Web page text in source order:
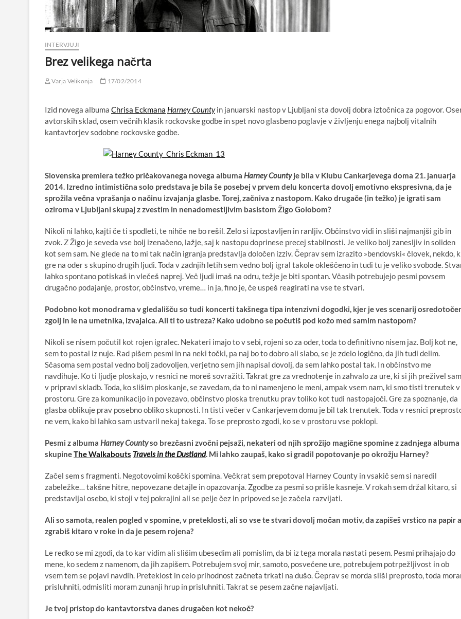
INTERVJUJI
Brez velikega načrta
Varja Velikonja 17/02/2014
Izid novega albuma Chrisa Eckmana Harney Countyin januarski nastop v Ljubljani sta dovolj dobra iztočnica za pogovor.
avtorskih sklad, osem večnih klasik rockovske godbe in spet novo glasbeno poglavje v življenju enega najbolj vitalnih
kantavtorjev sodobne rockovske godbe.
Slovenska premiera težko pričakovanega novega albuma Harney Countyje bila v Klubu Cankarjevega doma 21. januarja
2014. Izredno intimistična solo predstava je bila še posebej v prvem delu koncerta dovolj emotivno ekspresivna, da je
sprožila večna vprašanja o načinu izvajanja glasbe. Torej, začniva z nastopom. Kako drugače (in težko) je igrati sam
oziroma v Ljubljani skupaj z zvestim in nenadomestljivim basistom Žigo Golobom?
Nikoli ni lahko, kajti če ti spodleti, te nihče ne bo rešil. Zelo si izpostavljen in ranljiv. Občinstvo vidi in sliši najmanjši gib in
zvok. Z Žigo je seveda vse bolj izenačeno, lažje, saj k nastopu doprinese precej stabilnosti. Je veliko bolj zanesljiv in soliden
kot sem sam. Ne glede na to mi tak način igranja predstavlja določen izziv. Čeprav sem izrazito »bendovski« človek, nekdo,
gre na oder s skupino drugih ljudi. Toda v zadnjih letih sem vedno bolj igral takole okleščeno in tudi tu je veliko svobode.
lahko spontano potiskaš in vlečeš naprej. Več ljudi imaš na odru, težje je biti spontan. Včasih potrebujejo pesmi povsem
drugačno podajanje, prostor, občinstvo, vreme… in ja, fino je, če uspeš reagirati na vse te stvari.
Podobno kot monodrama v gledališču so tudi koncerti takšnega tipa intenzivni dogodki, kjer je ves scenarij
zgolj in le na umetnika, izvajalca. Ali ti to ustreza? Kako udobno se počutiš pod kožo med samim nastopom?
Nikoli se nisem počutil kot rojen igralec. Nekateri imajo to v sebi, rojeni so za oder, toda to definitivno nisem jaz. Bolj kot ne,
sem to postal iz nuje. Rad pišem pesmi in na neki točki, pa naj bo to dobro ali slabo, se je zdelo logično, da jih tudi delim.
Sčasoma sem postal vedno bolj zadovoljen, verjetno sem jih napisal dovolj, da sem lahko postal tak. In občinstvo me
navdihuje. Ko ti ljudje ploskajo, v resnici ne moreš sovražiti. Takrat gre za vrednotenje in zahvalo za ure, ki si jih preživel sam
v pripravi skladb. Toda, ko slišim ploskanje, se zavedam, da to ni namenjeno le meni, ampak vsem nam, ki smo tisti trenutek v
prostoru. Gre za komunikacijo in povezavo, občinstvo ploska trenutku prav toliko kot tudi nastopajoči. Gre za spoznanje, da
glasba oblikuje prav posebno obliko skupnosti. In tisti večer v Cankarjevem domu je bil tak trenutek. Toda v resnici
ne vem, kako bi lahko sam ustvaril nekaj takega. To se preprosto zgodi, ko se v prostoru vse poklopi.
Pesmi z albuma Harney Countyso brezčasni zvočni pejsaži, nekateri od njih sprožijo magične spomine z zadnjega albuma
skupineThe Walkabouts Travels in the Dustland. Mi lahko zaupaš, kako si gradil popotovanje po okrožju Harney?
Začel sem s fragmenti. Negotovoimi koščki spomina. Večkrat sem prepotoval Harney County in vsakič sem si naredil
zabeležke… takšne hitre, nepovezane detajle in opazovanja. Zgodbe za pesmi so prišle kasneje. V rokah sem držal kitaro, si
predstavljal osebo, ki stoji v tej pokrajini ali se pelje čez in pripoved se je začela razvijati.
Ali so samota, realen pogled v spomine, v preteklosti, ali so vse te stvari dovolj močan motiv, da zapišeš vrstico na papir
zgrabiš kitaro v roke in da je pesem rojena?
Le redko se mi zgodi, da to kar vidim ali slišim ubesedim ali pomislim, da bi iz tega morala nastati pesem. Pesmi prihajajo do
mene, ko sedem z namenom, da jih zapišem. Potrebujem svoj mir, samoto, posvečene ure, potrebujem potrpežljivost in ob
vsem tem se pojavi navdih. Preteklost in celo prihodnost začneta trkati na dušo. Čeprav se morda sliši preprosto, toda
prisluhniti, odmisliti moram zunanji hrup in prisluhniti. Takrat se pesem začne najavljati.
Je tvoj pristop do kantavtorstva danes drugačen kot nekoč?